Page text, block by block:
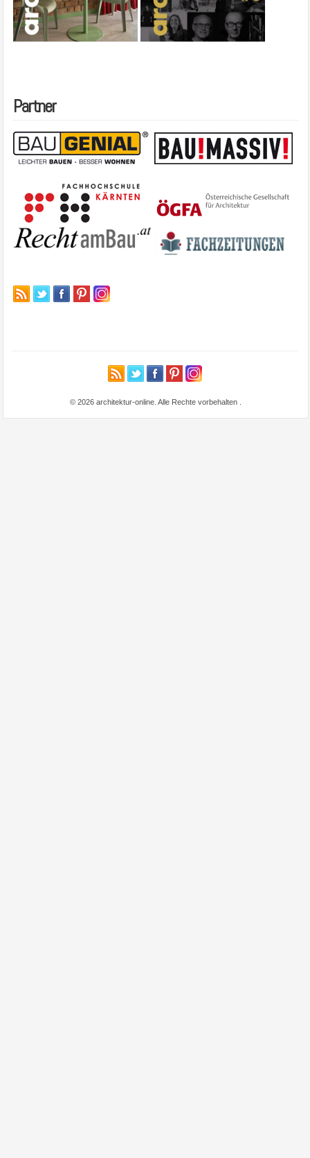
Partner
© 2026 architektur-online. Alle Rechte vorbehalten